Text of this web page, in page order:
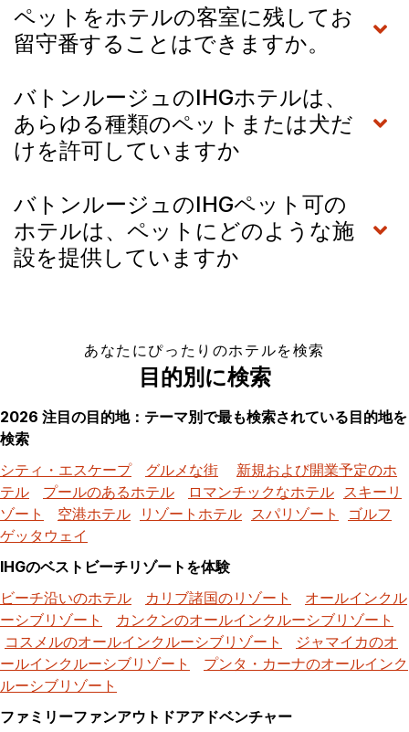
ペットをホテルの客室に残してお
留守番することはできますか。
バトンルージュのIHGホテルは、
あらゆる種類のペットまたは犬だ
けを許可していますか
バトンルージュのIHGペット可の
ホテルは、ペットにどのような施
設を提供していますか
あなたにぴったりのホテルを検索
目的別に検索
2026 注目の目的地：テーマ別で最も検索されている目的地を
検索
シティ・エスケープ
グルメな街
新規および開業予定のホ
テル
プールのあるホテル ロマンチックなホテル スキーリ
ゾート
空港ホテル リゾートホテル スパリゾート
ゴルフ
ゲッタウェイ
IHGのベストビーチリゾートを体験
ビーチ沿いのホテル
カリブ諸国のリゾート
オールインクル
ーシブリゾート
カンクンのオールインクルーシブリゾート
コスメルのオールインクルーシブリゾート
ジャマイカのオ
ールインクルーシブリゾート
プンタ・カーナのオールインク
ルーシブリゾート
ファミリーファンアウトドアアドベンチャー